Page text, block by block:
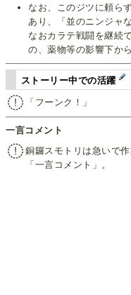
なお、このジツに頼ら
あり、「並のニンジャ
なおカラテ戦闘を継続
の、薬物等の影響下か
ストーリー中での活躍
「フーンク！」
一言コメント
銅鑼スモトリは急いで
「一言コメント」。